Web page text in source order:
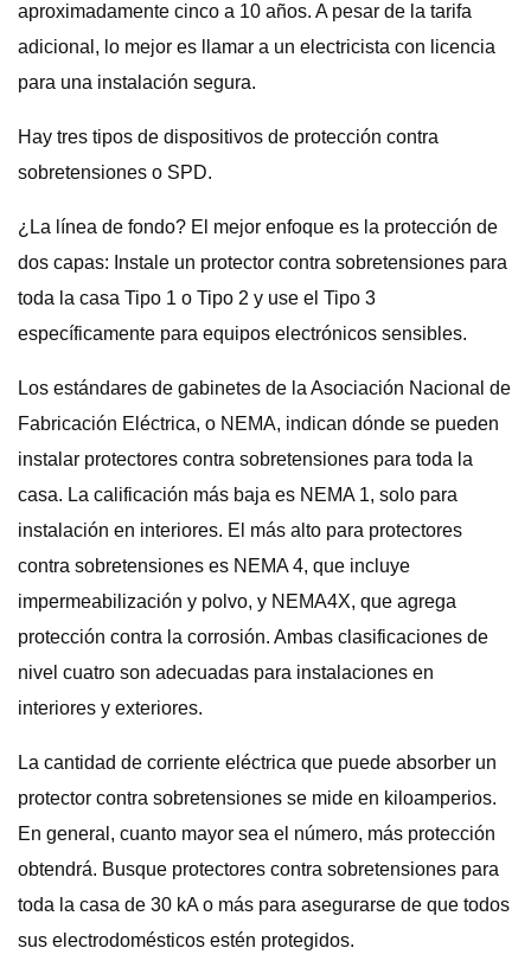
aproximadamente cinco a 10 años. A pesar de la tarifa
adicional, lo mejor es llamar a un electricista con licencia
para una instalación segura.
Hay tres tipos de dispositivos de protección contra
sobretensiones o SPD.
¿La línea de fondo? El mejor enfoque es la protección de
dos capas: Instale un protector contra sobretensiones para
toda la casa Tipo 1 o Tipo 2 y use el Tipo 3
específicamente para equipos electrónicos sensibles.
Los estándares de gabinetes de la Asociación Nacional de
Fabricación Eléctrica, o NEMA, indican dónde se pueden
instalar protectores contra sobretensiones para toda la
casa. La calificación más baja es NEMA 1, solo para
instalación en interiores. El más alto para protectores
contra sobretensiones es NEMA 4, que incluye
impermeabilización y polvo, y NEMA4X, que agrega
protección contra la corrosión. Ambas clasificaciones de
nivel cuatro son adecuadas para instalaciones en
interiores y exteriores.
La cantidad de corriente eléctrica que puede absorber un
protector contra sobretensiones se mide en kiloamperios.
En general, cuanto mayor sea el número, más protección
obtendrá. Busque protectores contra sobretensiones para
toda la casa de 30 kA o más para asegurarse de que todos
sus electrodomésticos estén protegidos.